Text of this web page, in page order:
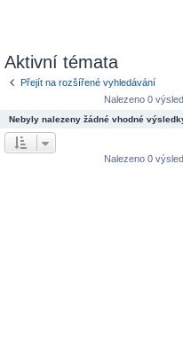
Aktivní témata
Přejít na rozšířené vyhledávání
Nalezeno 0
Nebyly nalezeny žádné vhodné
Nalezeno 0